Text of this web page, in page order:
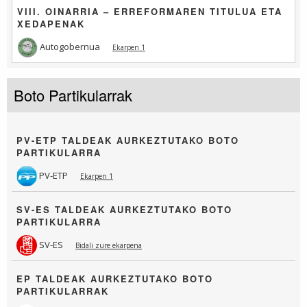
VIII. OINARRIA – ERREFORMAREN TITULUA ETA
XEDAPENAK
Autogobernua Ekarpen 1
Boto Partikularrak
PV-ETP TALDEAK AURKEZTUTAKO BOTO
PARTIKULARRA
PV-ETP Ekarpen 1
SV-ES TALDEAK AURKEZTUTAKO BOTO
PARTIKULARRA
SV-ES Bidali zure ekarpena
EP TALDEAK AURKEZTUTAKO BOTO
PARTIKULARRAK